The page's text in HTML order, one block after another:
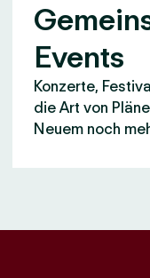
Events
Konzerte,
die Art von
Neuem noch